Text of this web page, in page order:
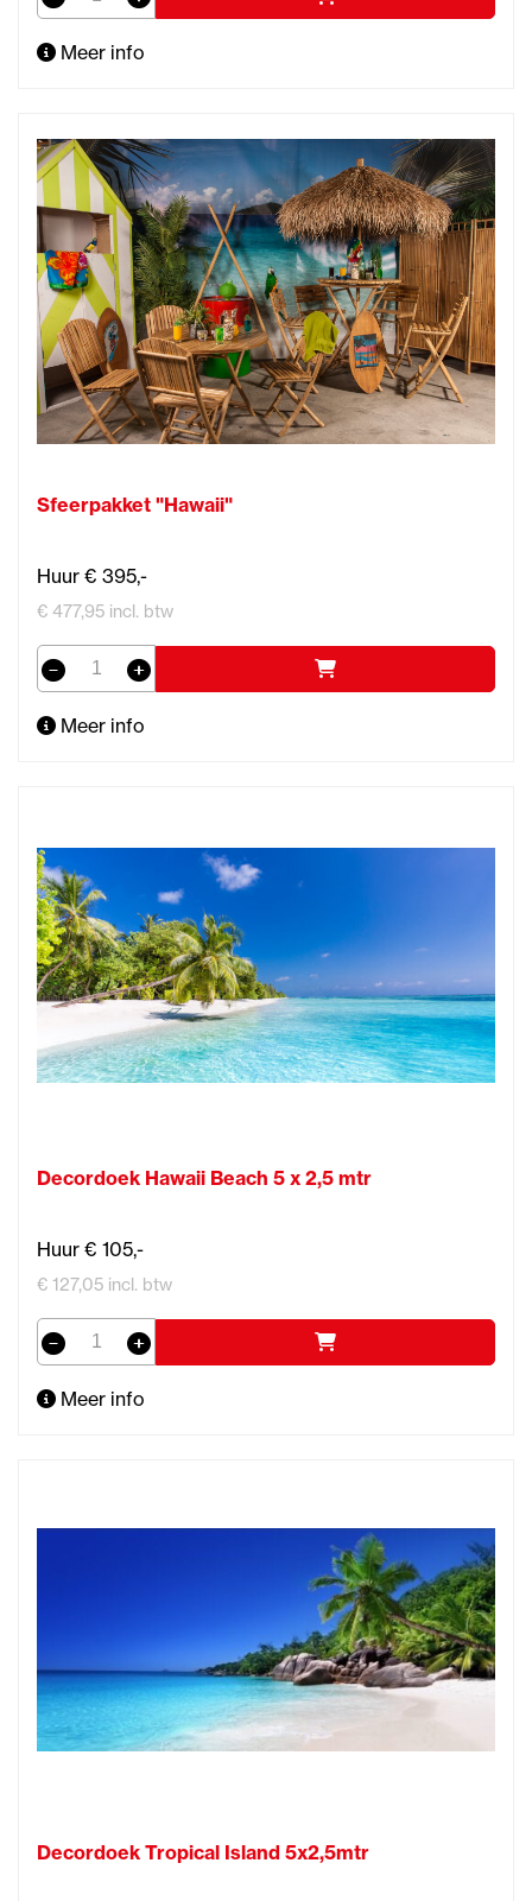
Meer info
Sfeerpakket "Hawaii"
Huur € 395,-
€ 477,95 incl. btw
Meer info
Decordoek Hawaii Beach 5 x 2,5 mtr
Huur € 105,-
€ 127,05 incl. btw
Meer info
Decordoek Tropical Island 5x2,5mtr